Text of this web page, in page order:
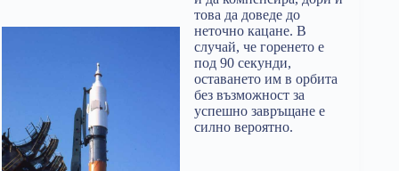
това да доведе до
неточно кацане. В
случай, че горенето е
под 90 секунди,
оставането им в орбита
без възможност за
успешно завръщане е
силно вероятно.